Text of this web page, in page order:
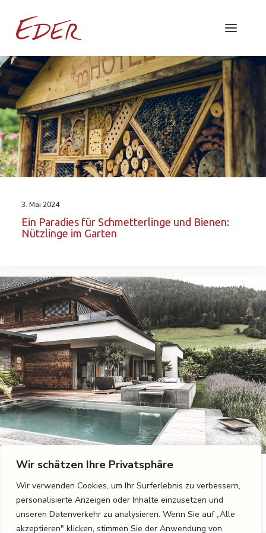
Wir schätzen Ihre Privatsphäre
Wir verwenden Cookies, um Ihr Surferlebnis zu verbessern,
personalisierte Anzeigen oder Inhalte einzusetzen und
unseren Datenverkehr zu analysieren. Wenn Sie auf „Alle
akzeptieren" klicken, stimmen Sie der Anwendung von
3. Mai 2024
Ein Paradies für Schmetterlinge und Bienen:
Nützlinge im Garten
22. Januar 2024
Gartengestaltung im Neuen Jahr